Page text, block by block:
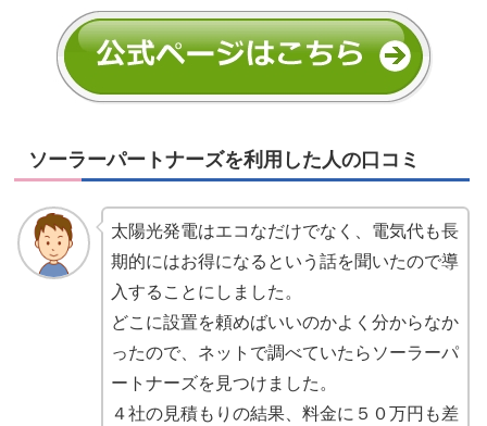
ソーラーパートナーズを利用した人の口コミ
太陽光発電はエコなだけでなく、電気代も長
期的にはお得になるという話を聞いたので導
入することにしました。
どこに設置を頼めばいいのかよく分からなか
ったので、ネットで調べていたらソーラーパ
ートナーズを見つけました。
４社の見積もりの結果、料金に５０万円も差